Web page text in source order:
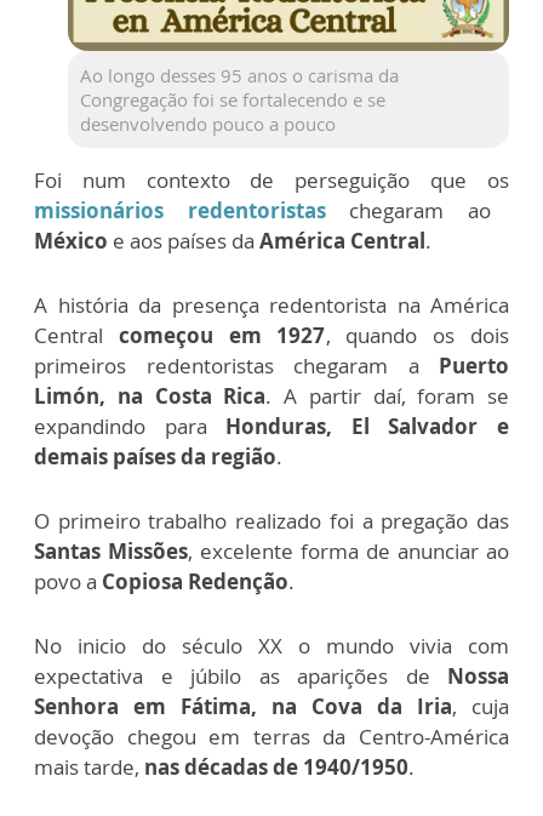
Ao longo desses 95 anos o carisma da
Congregação foi se fortalecendo e se
desenvolvendo pouco a pouco
Foi num contexto de perseguição que os
missionários redentoristaschegaram ao
México e aos países da América Central.
A história da presença redentorista na América
Central começou em 1927, quando os dois
primeiros redentoristas chegaram a Puerto
Limón, na Costa Rica. A partir daí, foram se
expandindo para Honduras, El Salvador e
demais países da região.
O primeiro trabalho realizado foi a pregação das
Santas Missões, excelente forma de anunciar ao
povo a Copiosa Redenção.
No inicio do século XX o mundo vivia com
expectativa e júbilo as aparições de Nossa
Senhora em Fátima, na Cova da Iria, cuja
devoção chegou em terras da Centro-América
mais tarde, nas décadas de 1940/1950.